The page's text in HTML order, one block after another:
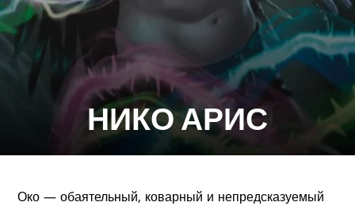
НИКО АРИС
Око — обаятельный, коварный и непредсказуемый